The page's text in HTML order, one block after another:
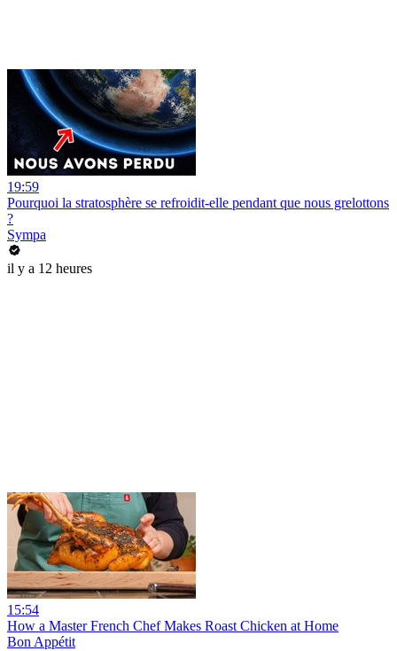
19:59
Pourquoi la stratosphère se refroidit-elle pendant que nous grelottons
?
Sympa
il y a 12 heures
15:54
How a Master French Chef Makes Roast Chicken at Home
Bon Appétit